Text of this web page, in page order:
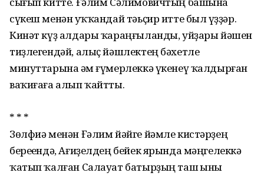
сүкеш менән һуҡҡандай тәьҫир итте был һүҙҙәр.
Кинәт күҙ алдары ҡараңғыланды, уйҙары йәшен
тиҙлегендәй, алыҫ йәшлектең бәхетле
минуттарына һәм ғүмерлеккә үкенеү ҡалдырған
ваҡиғаға алып ҡайтты.
* * *
Зөлфиә менән Ғәлим йәйге йәмле кистәрҙең
береһендә, Ағиҙелдең бейек ярында мәңгелеккә
ҡатып ҡалған Салауат батырҙың таш һыны